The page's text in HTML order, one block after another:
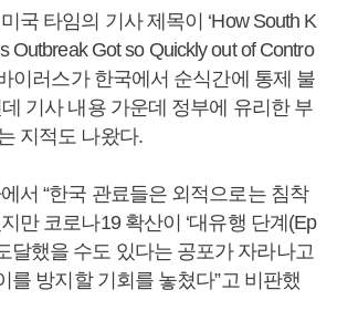
국 타임의 기사 제목이 ‘How South K
Outbreak Got so Quickly out of Contro
이러스가 한국에서 순식간에 통제 불
기사 내용 가운데 정부에 유리한 부
지적도 나왔다.
서 “한국 관료들은 외적으로는 침착
만 코로나19 확산이 ‘대유행 단계(Ep
달했을 수도 있다는 공포가 자라나고
를 방지할 기회를 놓쳤다”고 비판했